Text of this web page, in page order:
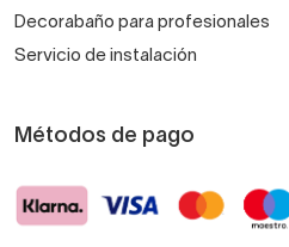
Decorabaño para profesionales
Servicio de instalación
Métodos de pago